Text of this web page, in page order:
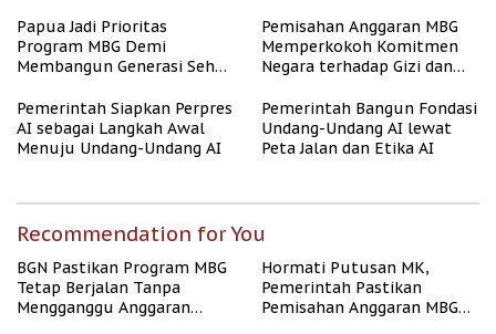
Papua Jadi Prioritas
Program MBG Demi
Membangun Generasi Sehat
Pemisahan Anggaran MBG
Memperkokoh Komitmen
Negara terhadap Gizi dan
Pemerintah Siapkan Perpres
AI sebagai Langkah Awal
Menuju Undang-Undang AI
Pemerintah Bangun Fondasi
Undang-Undang AI lewat
Peta Jalan dan Etika AI
Recommendation for You
BGN Pastikan Program MBG
Tetap Berjalan Tanpa
Mengganggu Anggaran
Hormati Putusan MK,
Pemerintah Pastikan
Pemisahan Anggaran MBG